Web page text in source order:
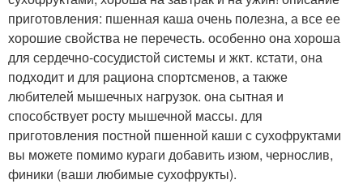
приготовления: пшенная каша очень полезна, а все ее
хорошие свойства не перечесть. особенно она хороша
для сердечно-сосудистой системы и жкт. кстати, она
подходит и для рациона спортсменов, а также
любителей мышечных нагрузок. она сытная и
способствует росту мышечной массы. для
приготовления постной пшенной каши с сухофруктами
вы можете помимо кураги добавить изюм, чернослив,
финики (ваши любимые сухофрукты).